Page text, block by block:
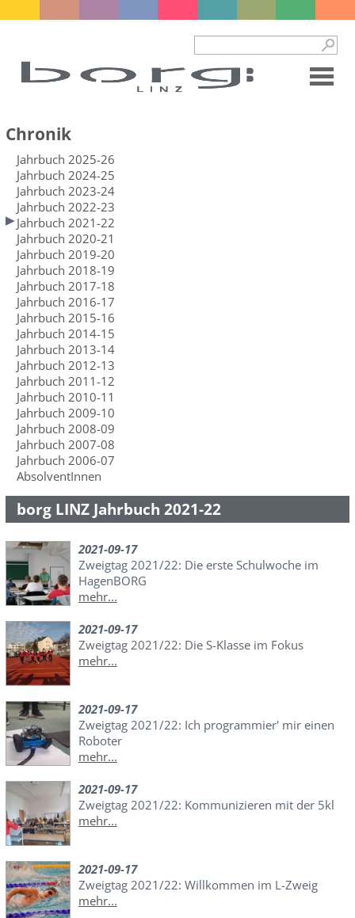
Chronik
Jahrbuch 2025-26
Jahrbuch 2024-25
Jahrbuch 2023-24
Jahrbuch 2022-23
Jahrbuch 2021-22
Jahrbuch 2020-21
Jahrbuch 2019-20
Jahrbuch 2018-19
Jahrbuch 2017-18
Jahrbuch 2016-17
Jahrbuch 2015-16
Jahrbuch 2014-15
Jahrbuch 2013-14
Jahrbuch 2012-13
Jahrbuch 2011-12
Jahrbuch 2010-11
Jahrbuch 2009-10
Jahrbuch 2008-09
Jahrbuch 2007-08
Jahrbuch 2006-07
AbsolventInnen
borg LINZ Jahrbuch 2021-22
2021-09-17
Zweigtag 2021/22: Die erste Schulwoche im
HagenBORG
mehr...
2021-09-17
Zweigtag 2021/22: Die S-Klasse im Fokus
mehr...
2021-09-17
Zweigtag 2021/22: Ich programmier' mir einen
Roboter
mehr...
2021-09-17
Zweigtag 2021/22: Kommunizieren mit der 5kl
mehr...
2021-09-17
Zweigtag 2021/22: Willkommen im L-Zweig
mehr...